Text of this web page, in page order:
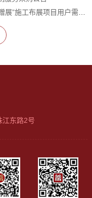
”施工布展项目用户需求书
江东路2号